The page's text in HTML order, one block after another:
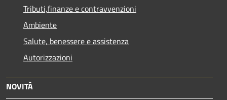
Tributi,finanze e contravvenzioni
Ambiente
Salute, benessere e assistenza
Autorizzazioni
NOVITÀ